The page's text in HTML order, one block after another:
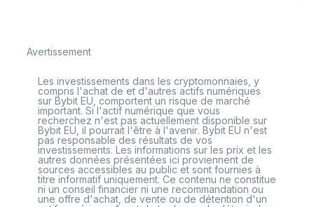
Avertissement
Les investissements dans les cryptomonnaies, y
compris l'achat de et d'autres actifs numériques
sur Bybit EU, comportent un risque de marché
important. Si l'actif numérique que vous
recherchez n'est pas actuellement disponible sur
Bybit EU, il pourrait l'être à l'avenir. Bybit EU n'est
pas responsable des résultats de vos
investissements. Les informations sur les prix et les
autres données présentées ici proviennent de
sources accessibles au public et sont fournies à
titre informatif uniquement. Ce contenu ne constitue
ni un conseil financier ni une recommandation ou
une offre d'achat, de vente ou de détention d'un